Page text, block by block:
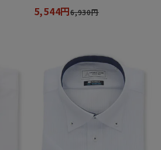
5,544円6,930円